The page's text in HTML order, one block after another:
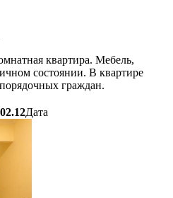
квартира. Мебель,
состоянии. В квартире
граждан.
02.12Дата